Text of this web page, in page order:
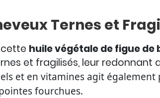
Ternes et
huile végétale de figue de
et fragilisés, leur redonnant
et en vitamines agit
fourchues.